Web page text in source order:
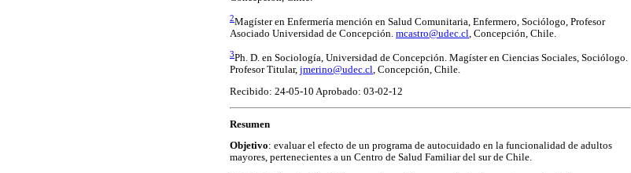
2Magíster en Enfermería mención en Salud Comunitaria, Enfermero, Sociólogo, Profesor
Asociado Universidad de Concepción. mcastro@udec.cl, Concepción, Chile.
3Ph. D. en Sociología, Universidad de Concepción. Magíster en Ciencias Sociales, Sociólogo.
Profesor Titular, jmerino@udec.cl, Concepción, Chile.
Recibido: 24-05-10 Aprobado: 03-02-12
Resumen
Objetivo: evaluar el efecto de un programa de autocuidado en la funcionalidad de adultos
mayores, pertenecientes a un Centro de Salud Familiar del sur de Chile.